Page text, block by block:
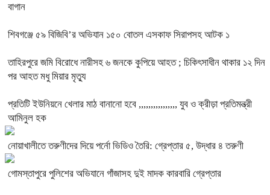
বাগান
শিবগঞ্জে ৫৯ বিজিবি’র অভিযান ১৫০ বোতল এসকাফ সিরাপসহ আটক ১
তাহিরপুরে জমি বিরোধে নারীসহ ৬ জনকে কুপিয়ে আহত ; চিকিৎসাধীন থাকার ১২ দিন
পর আহত মধু মিয়ার মৃত্যু
প্রতিটি ইউনিয়নে খেলার মাঠ বানানো হবে ,,,,,,,,,,,,,,,, যুব ও ক্রীড়া প্রতিমন্ত্রী
আমিনুল হক
নোয়াখালীতে তরুণীদের দিয়ে পর্নো ভিডিও তৈরি: গ্রেপ্তার ৫, উদ্ধার ৪ তরুণী
গোমস্তাপুরে পুলিশের অভিযানে গাঁজাসহ দুই মাদক কারবারি গ্রেপ্তার